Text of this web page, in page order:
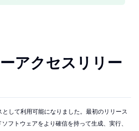
アクセスリリー
して利用可能になりました。最初のリリース
フトウェアをより確信を持って生成、実行、